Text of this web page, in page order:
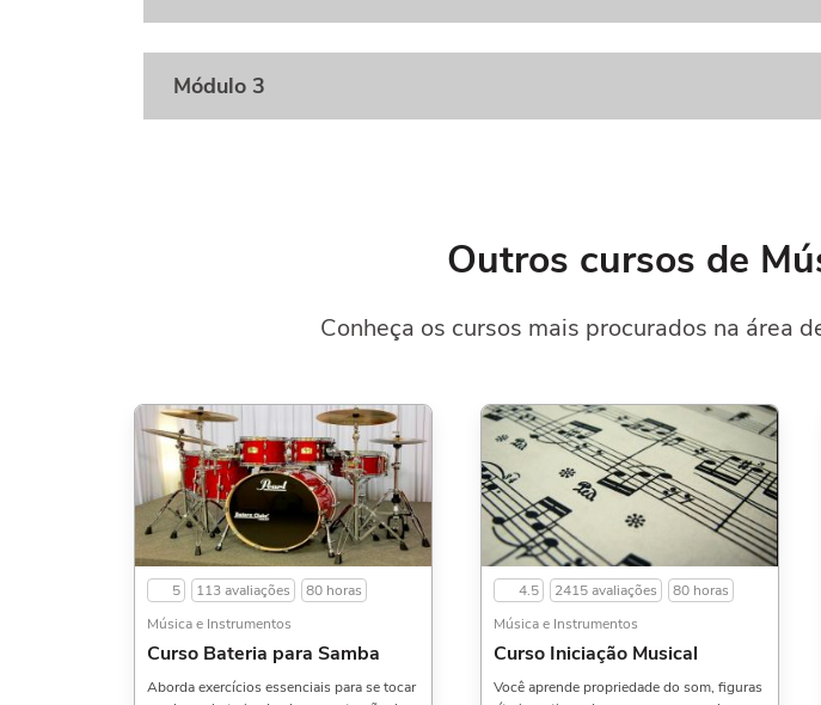
Módulo 3
Outros cursos de
Conheça os cursos mais procurados na área
5 113 avaliações
80 horas
Música e Instrumentos
Curso Bateria para Samba
Aborda exercícios essenciais para se tocar
4.5 2415 avaliações
80 horas
Música e Instrumentos
Curso Iniciação Musical
Você aprende propriedade do som, figuras